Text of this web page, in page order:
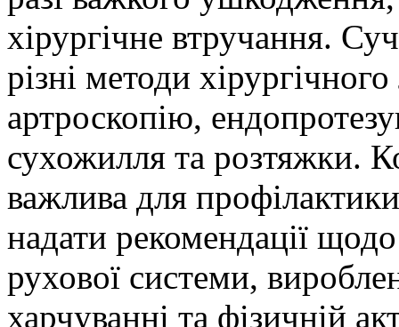
хірургічне втручання.
різні методи
артроскопію,
сухожилля та розтяжки.
важлива для
надати рекомендації
рухової системи,
харчуванні та фізичній